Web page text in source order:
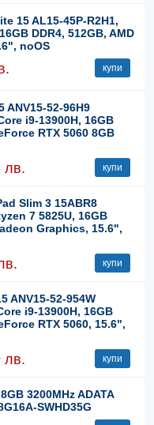
15 AL15-45P-R2H1,
DDR4, 512GB, AMD
noOS
купи
ANV15-52-96H9
i9-13900H, 16GB
RTX 5060 8GB
лв. купи
Slim 3 15ABR8
7 5825U, 16GB
Graphics, 15.6",
купи
ANV15-52-954W
i9-13900H, 16GB
RTX 5060, 15.6",
лв. купи
3200MHz ADATA
SWHD35G